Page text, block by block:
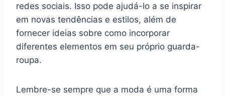
redes sociais. Isso pode ajudá-lo a se inspirar
em novas tendências e estilos, além de
fornecer ideias sobre como incorporar
diferentes elementos em seu próprio guarda-
roupa.
Lembre-se sempre que a moda é uma forma